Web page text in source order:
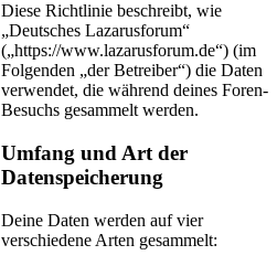
Diese Richtlinie beschreibt, wie
„Deutsches Lazarusforum“
(„https://www.lazarusforum.de“) (im
Folgenden „der Betreiber“) die Daten
verwendet, die während deines Foren-
Besuchs gesammelt werden.
Umfang und Art der
Datenspeicherung
Deine Daten werden auf vier
verschiedene Arten gesammelt: